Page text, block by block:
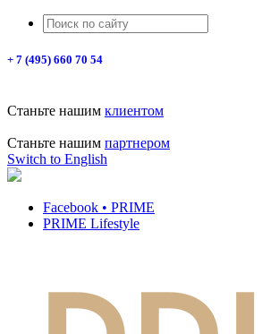
+ 7 (495) 660 70 54
Станьте нашим клиентом
Станьте нашим партнером
Switch to English
Facebook • PRIME
PRIME Lifestyle